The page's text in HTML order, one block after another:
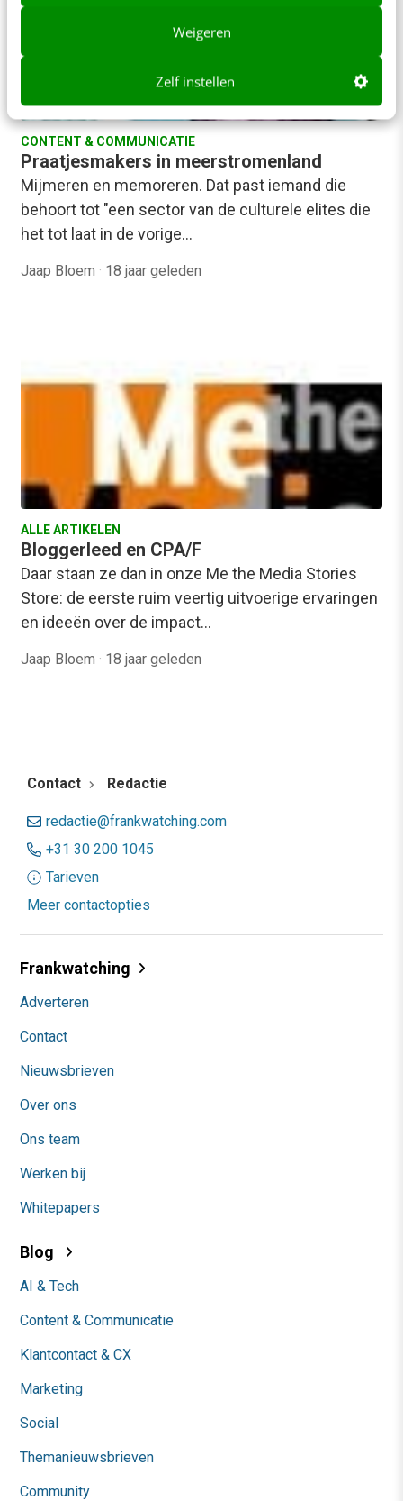
Weigeren
Zelf instellen
CONTENT & COMMUNICATIE
Praatjesmakers in meerstromenland
Mijmeren en memoreren. Dat past iemand die
behoort tot "een sector van de culturele elites die
het tot laat in de vorige…
Jaap Bloem · 18 jaar geleden
ALLE ARTIKELEN
Bloggerleed en CPA/F
Daar staan ze dan in onze Me the Media Stories
Store: de eerste ruim veertig uitvoerige ervaringen
en ideeën over de impact…
Jaap Bloem · 18 jaar geleden
Contact Redactie
redactie@frankwatching.com
+31 30 200 1045
Tarieven
Meer contactopties
Frankwatching
Adverteren
Contact
Nieuwsbrieven
Over ons
Ons team
Werken bij
Whitepapers
Blog
AI & Tech
Content & Communicatie
Klantcontact & CX
Marketing
Social
Themanieuwsbrieven
Community